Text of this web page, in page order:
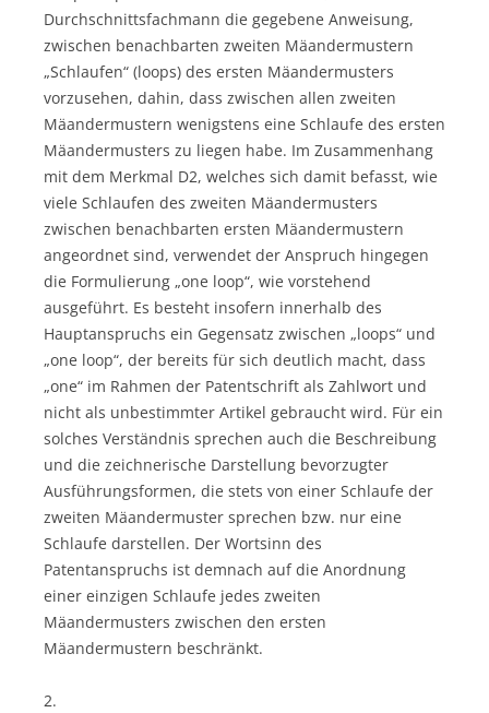
Durchschnittsfachmann die gegebene Anweisung,
zwischen benachbarten zweiten Mäandermustern
„Schlaufen“ (loops) des ersten Mäandermusters
vorzusehen, dahin, dass zwischen allen zweiten
Mäandermustern wenigstens eine Schlaufe des ersten
Mäandermusters zu liegen habe. Im Zusammenhang
mit dem Merkmal D2, welches sich damit befasst, wie
viele Schlaufen des zweiten Mäandermusters
zwischen benachbarten ersten Mäandermustern
angeordnet sind, verwendet der Anspruch hingegen
die Formulierung „one loop“, wie vorstehend
ausgeführt. Es besteht insofern innerhalb des
Hauptanspruchs ein Gegensatz zwischen „loops“ und
„one loop“, der bereits für sich deutlich macht, dass
„one“ im Rahmen der Patentschrift als Zahlwort und
nicht als unbestimmter Artikel gebraucht wird. Für ein
solches Verständnis sprechen auch die Beschreibung
und die zeichnerische Darstellung bevorzugter
Ausführungsformen, die stets von einer Schlaufe der
zweiten Mäandermuster sprechen bzw. nur eine
Schlaufe darstellen. Der Wortsinn des
Patentanspruchs ist demnach auf die Anordnung
einer einzigen Schlaufe jedes zweiten
Mäandermusters zwischen den ersten
Mäandermustern beschränkt.
2.